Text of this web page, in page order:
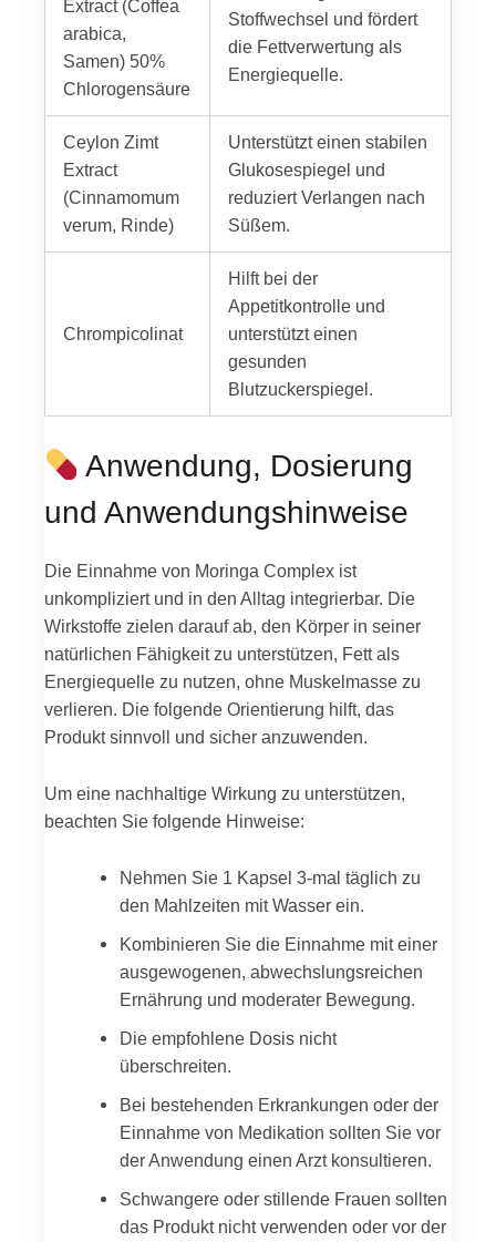
Extract (Coffea
arabica,
Samen) 50%
Chlorogensäure
Stoffwechsel und fördert
die Fettverwertung als
Energiequelle.
Ceylon Zimt
Extract
(Cinnamomum
verum, Rinde)
Unterstützt einen stabilen
Glukosespiegel und
reduziert Verlangen nach
Süßem.
Chrompicolinat
Hilft bei der
Appetitkontrolle und
unterstützt einen
gesunden
Blutzuckerspiegel.
Anwendung, Dosierung
und Anwendungshinweise
Die Einnahme von Moringa Complex ist
unkompliziert und in den Alltag integrierbar. Die
Wirkstoffe zielen darauf ab, den Körper in seiner
natürlichen Fähigkeit zu unterstützen, Fett als
Energiequelle zu nutzen, ohne Muskelmasse zu
verlieren. Die folgende Orientierung hilft, das
Produkt sinnvoll und sicher anzuwenden.
Um eine nachhaltige Wirkung zu unterstützen,
beachten Sie folgende Hinweise:
Nehmen Sie 1 Kapsel 3-mal täglich zu
den Mahlzeiten mit Wasser ein.
Kombinieren Sie die Einnahme mit einer
ausgewogenen, abwechslungsreichen
Ernährung und moderater Bewegung.
Die empfohlene Dosis nicht
überschreiten.
Bei bestehenden Erkrankungen oder der
Einnahme von Medikation sollten Sie vor
der Anwendung einen Arzt konsultieren.
Schwangere oder stillende Frauen sollten
das Produkt nicht verwenden oder vor der